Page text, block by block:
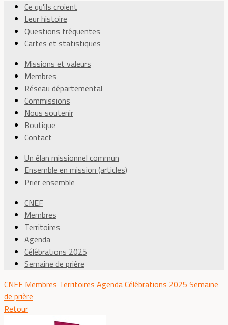
Ce qu'ils croient
Leur histoire
Questions fréquentes
Cartes et statistiques
Missions et valeurs
Membres
Réseau départemental
Commissions
Nous soutenir
Boutique
Contact
Un élan missionnel commun
Ensemble en mission (articles)
Prier ensemble
CNEF
Membres
Territoires
Agenda
Célébrations 2025
Semaine de prière
CNEF Membres Territoires AgendaCélébrations 2025 Semaine
de prière
Retour